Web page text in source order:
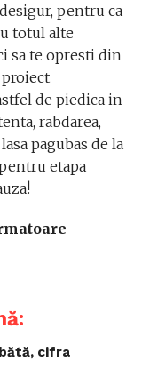
pentru ca
totul alte
sa te opresti din
de piedica in
rabdarea,
pagubas de la
etapa
cifra